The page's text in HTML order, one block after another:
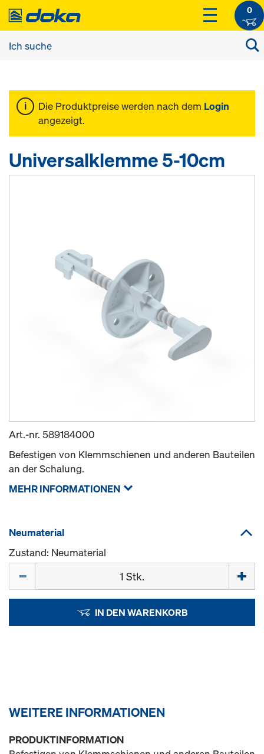
0
Die Produktpreise werden nach dem Login
angezeigt.
Universalklemme 5-10cm
Art.-nr. 589184000
Befestigen von Klemmschienen und anderen Bauteilen
an der Schalung.
MEHR INFORMATIONEN
Neumaterial
Zustand: Neumaterial
IN DEN WARENKORB
WEITERE INFORMATIONEN
PRODUKTINFORMATION